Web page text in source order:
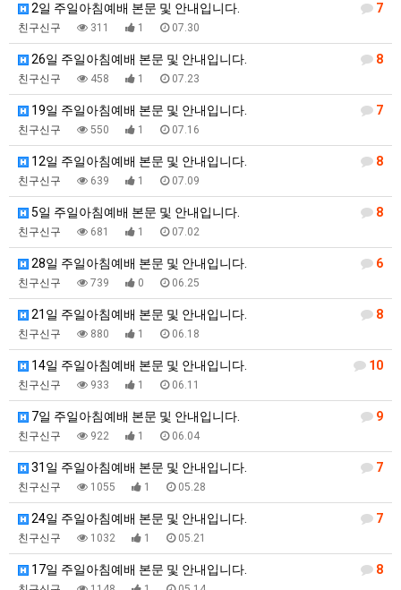
7
2일 주일아침예배 본문 및 안내입니다.
친구신구 311 1 07.30
8
26일 주일아침예배 본문 및 안내입니다.
친구신구 458 1 07.23
7
19일 주일아침예배 본문 및 안내입니다.
친구신구 550 1 07.16
8
12일 주일아침예배 본문 및 안내입니다.
친구신구 639 1 07.09
8
5일 주일아침예배 본문 및 안내입니다.
친구신구 681 1 07.02
6
28일 주일아침예배 본문 및 안내입니다.
친구신구 739 0 06.25
8
21일 주일아침예배 본문 및 안내입니다.
친구신구 880 1 06.18
10
14일 주일아침예배 본문 및 안내입니다.
친구신구 933 1 06.11
9
7일 주일아침예배 본문 및 안내입니다.
친구신구 922 1 06.04
7
31일 주일아침예배 본문 및 안내입니다.
친구신구 1055 1 05.28
7
24일 주일아침예배 본문 및 안내입니다.
친구신구 1032 1 05.21
8
17일 주일아침예배 본문 및 안내입니다.